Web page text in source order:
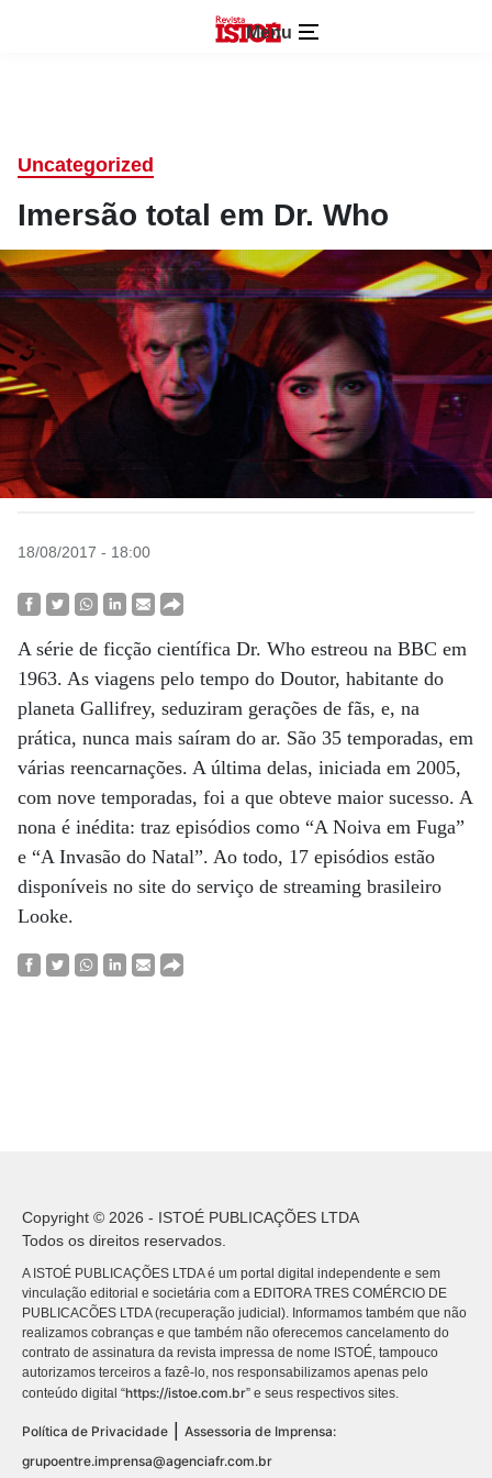
Menu
Uncategorized
Imersão total em Dr. Who
18/08/2017 - 18:00
A série de ficção científica Dr. Who estreou na BBC em
1963. As viagens pelo tempo do Doutor, habitante do
planeta Gallifrey, seduziram gerações de fãs, e, na
prática, nunca mais saíram do ar. São 35 temporadas, em
várias reencarnações. A última delas, iniciada em 2005,
com nove temporadas, foi a que obteve maior sucesso. A
nona é inédita: traz episódios como “A Noiva em Fuga”
e “A Invasão do Natal”. Ao todo, 17 episódios estão
disponíveis no site do serviço de streaming brasileiro
Looke.
Copyright © 2026 - ISTOÉ PUBLICAÇÕES LTDA
Todos os direitos reservados.
A ISTOÉ PUBLICAÇÕES LTDA é um portal digital independente e sem
vinculação editorial e societária com a EDITORA TRES COMÉRCIO DE
PUBLICACÕES LTDA (recuperação judicial). Informamos também que não
realizamos cobranças e que também não oferecemos cancelamento do
contrato de assinatura da revista impressa de nome ISTOÉ, tampouco
autorizamos terceiros a fazê-lo, nos responsabilizamos apenas pelo
conteúdo digital “https://istoe.com.br” e seus respectivos sites.
Política de Privacidade
Assessoria de Imprensa:
grupoentre.imprensa@agenciafr.com.br